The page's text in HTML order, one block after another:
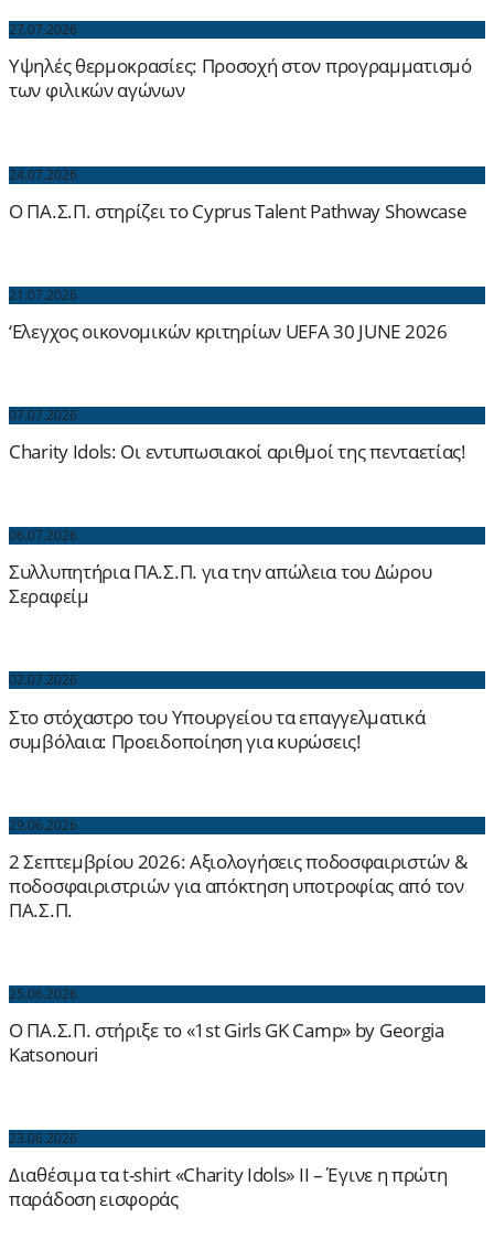
27.07.2026
Yψηλές θερμοκρασίες: Προσοχή στον προγραμματισμό
των φιλικών αγώνων
24.07.2026
Ο ΠΑ.Σ.Π. στηρίζει το Cyprus Talent Pathway Showcase
21.07.2026
‘Ελεγχος οικονομικών κριτηρίων UEFA 30 JUNE 2026
07.07.2026
Charity Idols: Οι εντυπωσιακοί αριθμοί της πενταετίας!
06.07.2026
Συλλυπητήρια ΠΑ.Σ.Π. για την απώλεια του Δώρου
Σεραφείμ
02.07.2026
Στο στόχαστρο του Υπουργείου τα επαγγελματικά
συμβόλαια: Προειδοποίηση για κυρώσεις!
29.06.2026
2 Σεπτεμβρίου 2026: Aξιολογήσεις ποδοσφαιριστών &
ποδοσφαιριστριών για απόκτηση υποτροφίας από τον
ΠΑ.Σ.Π.
25.06.2026
Ο ΠΑ.Σ.Π. στήριξε το «1st Girls GK Camp» by Georgia
Katsonouri
23.06.2026
Διαθέσιμα τα t-shirt «Charity Idols» ΙΙ – Έγινε η πρώτη
παράδοση εισφοράς